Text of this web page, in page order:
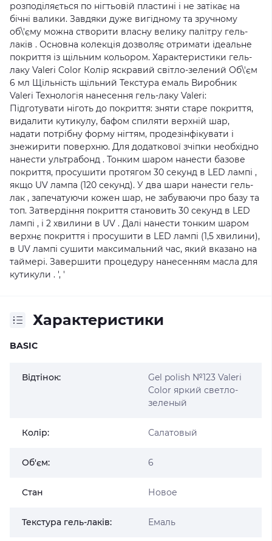
розподіляється по нігтьовій пластині і не затікає на
бічні валики. Завдяки дуже вигідному та зручному
об\'єму можна створити власну велику палітру гель-
лаків . Основна колекція дозволяє отримати ідеальне
покриття із щільним кольором. Характеристики гель-
лаку Valeri Color Колір яскравий світло-зелений Об\'єм
6 мл Щільність щільний Текстура емаль Виробник
Valeri Технологія нанесення гель-лаку Valeri:
Підготувати ніготь до покриття: зняти старе покриття,
видалити кутикулу, бафом спиляти верхній шар,
надати потрібну форму нігтям, продезінфікувати і
знежирити поверхню. Для додаткової зчіпки необхідно
нанести ультрабонд . Тонким шаром нанести базове
покриття, просушити протягом 30 секунд в LED лампі ,
якщо UV лампа (120 секунд). У два шари нанести гель-
лак , запечатуючи кожен шар, не забуваючи про базу та
топ. Затвердіння покриття становить 30 секунд в LED
лампі , і 2 хвилини в UV . Далі нанести тонким шаром
верхнє покриття і просушити в LED лампі (1,5 хвилини),
в UV лампі сушити максимальний час, який вказано на
таймері. Завершити процедуру нанесенням масла для
кутикули . ', '
Характеристики
BASIC
Відтінок:
Gel polish №123 Valeri
Color яркий светло-
зеленый
Колір: Салатовый
Об'єм: 6
Стан Новое
Текстура гель-лаків: Емаль